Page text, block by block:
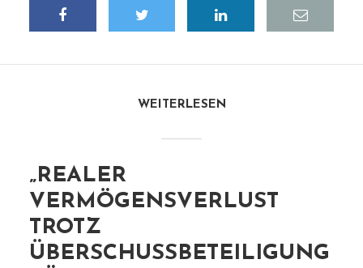
WEITERLESEN
„REALER
VERMÖGENSVERLUST
TROTZ
ÜBERSCHUSSBETEILIGUNG